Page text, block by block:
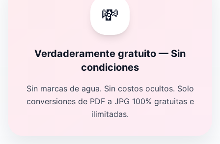
💸
Verdaderamente gratuito — Sin
condiciones
Sin marcas de agua. Sin costos ocultos. Solo
conversiones de PDF a JPG 100% gratuitas e
ilimitadas.